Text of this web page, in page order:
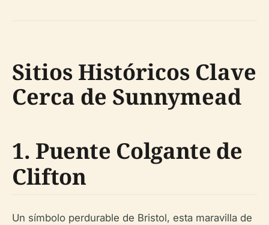
Sitios Históricos Clave
Cerca de Sunnymead
1. Puente Colgante de
Clifton
Un símbolo perdurable de Bristol, esta maravilla de